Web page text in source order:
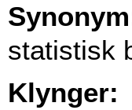
statistisk
Klynger: